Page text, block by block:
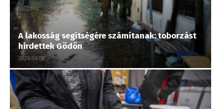
A lakosság segítségére számítanak: toborzást
hirdettek Gödön
2026.06.08.